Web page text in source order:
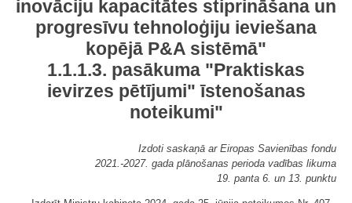
inovāciju kapacitātes stiprināšana un
progresīvu tehnoloģiju ieviešana
kopējā P&A sistēmā"
1.1.1.3. pasākuma "Praktiskas
ievirzes pētījumi" īstenošanas
noteikumi"
Izdoti saskaņā ar Eiropas Savienības fondu
2021.-2027. gada plānošanas perioda vadības likuma
19. panta 6. un 13. punktu